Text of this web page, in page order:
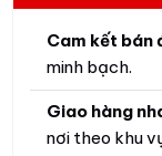
Cam kết bán
minh bạch.
Giao hàng
nơi theo khu